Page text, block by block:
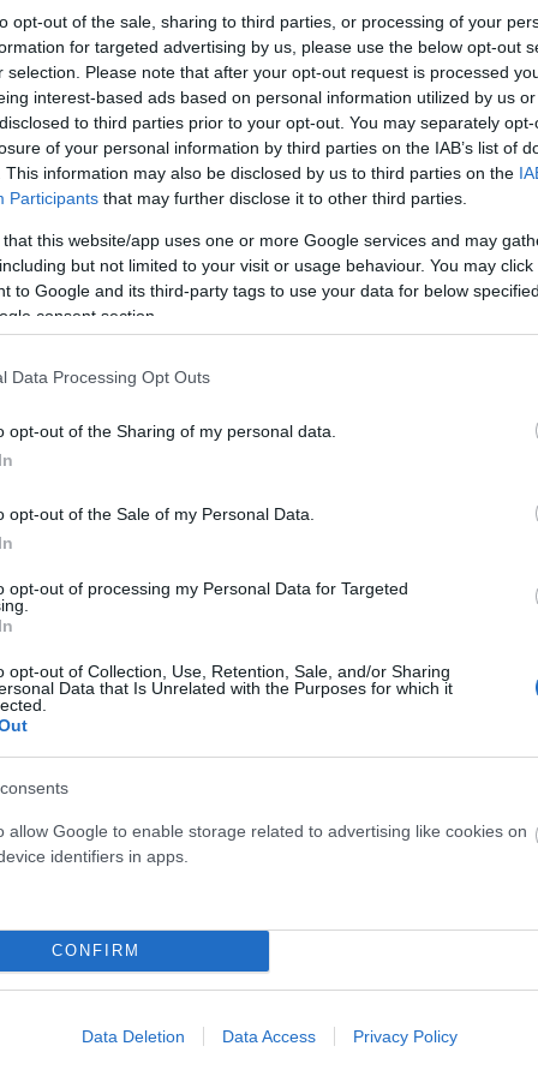
opt-out of the sale, sharing to third parties, or processing of your
for targeted advertising by us, please use the below opt-out
selection. Please note that after your opt-out request is processed
interest-based ads based on personal information utilized by us
to third parties prior to your opt-out. You may separately
of your personal information by third parties on the IAB’s list of
This information may also be disclosed by us to third parties on the
Participants that may further disclose it to other third parties.
that this website/app uses one or more Google services and may
but not limited to your visit or usage behaviour. You may
to Google and its third-party tags to use your data for below
consent section.
Data Processing Opt Outs
opt-out of the Sharing of my personal data.
opt-out of the Sale of my Personal Data.
opt-out of processing my Personal Data for Targeted
opt-out of Collection, Use, Retention, Sale, and/or Sharing
Data that Is Unrelated with the Purposes for which it
allow Google to enable storage related to advertising like cookies on
identifiers in apps.
CONFIRM
Data Deletion Data Access Privacy Policy
pozitív vagy negatív, de a legfontosabb, hogy nem
arra, hogy alakítsd és támogatóbbá, konstruktívabbá
ha megpróbálod megérteni, miért
ezek a belső hiedelmeidből táplálkoznak, vagy épp
képtelenségek.
csak töredékét tudatosítjuk.
köszönhetően,
formáljuk a gondolatainkat.
mint a nyomokat a friss hóban.
de mindig dönthetünk úgy, hogy új
is: ha egy gondolat számtalanszor
akkor egyre erősebbé válik a nyom. Ha
jönnek létre az agyadban, és minél
ez az új útvonal.